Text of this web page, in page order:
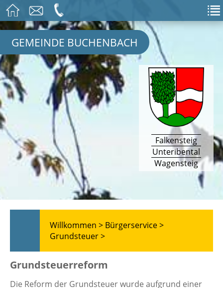
GEMEINDE BUCHENBACH
Falkensteig
Unteribental
Wagensteig
Willkommen > Bürgerservice >
Grundsteuer >
Grundsteuerreform
Die Reform der Grundsteuer wurde aufgrund einer